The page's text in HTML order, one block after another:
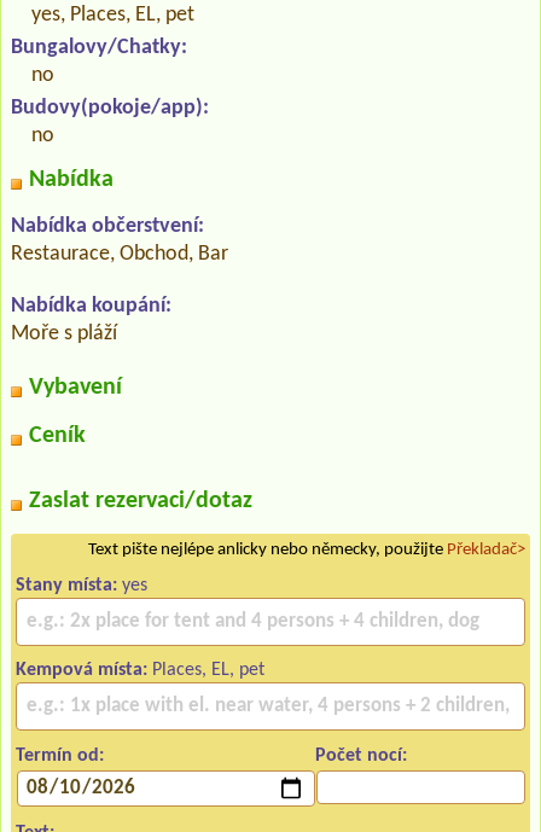
yes, Places, EL, pet
Bungalovy/Chatky:
no
Budovy(pokoje/app):
no
Nabídka
Nabídka občerstvení:
Restaurace, Obchod, Bar
Nabídka koupání:
Moře s pláží
Vybavení
Ceník
Zaslat rezervaci/dotaz
Text pište nejlépe anlicky nebo německy, použijte Překladač>
Stany místa: yes
Kempová místa: Places, EL, pet
Termín od: Počet nocí: